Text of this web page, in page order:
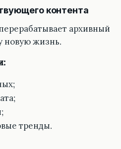
контента
архивный
новую жизнь.
тренды.